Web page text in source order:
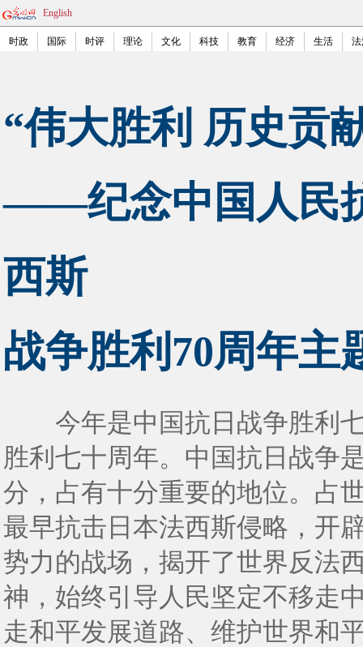
English
时政 国际 时评 理论 文化 科技 教育 经济 生活
“伟大胜利 历史贡
——纪念中国人民
西斯
战争胜利70周年主
今年是中国抗日战争胜利七
胜利七十周年。中国抗日战争
分，占有十分重要的地位。占
最早抗击日本法西斯侵略，开
势力的战场，揭开了世界反法
神，始终引导人民坚定不移走
走和平发展道路、维护世界和